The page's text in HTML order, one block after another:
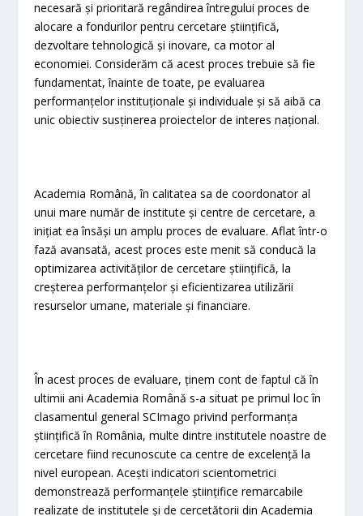
necesară și prioritară regândirea întregului proces de
alocare a fondurilor pentru cercetare științifică,
dezvoltare tehnologică și inovare, ca motor al
economiei. Considerăm că acest proces trebuie să fie
fundamentat, înainte de toate, pe evaluarea
performanțelor instituționale și individuale și să aibă ca
unic obiectiv susținerea proiectelor de interes național.
Academia Română, în calitatea sa de coordonator al
unui mare număr de institute și centre de cercetare, a
inițiat ea însăși un amplu proces de evaluare. Aflat într-o
fază avansată, acest proces este menit să conducă la
optimizarea activităților de cercetare științifică, la
creșterea performanțelor și eficientizarea utilizării
resurselor umane, materiale și financiare.
În acest proces de evaluare, ținem cont de faptul că în
ultimii ani Academia Română s-a situat pe primul loc în
clasamentul general SCImago privind performanța
științifică în România, multe dintre institutele noastre de
cercetare fiind recunoscute ca centre de excelență la
nivel european. Acești indicatori scientometrici
demonstrează performanțele științifice remarcabile
realizate de institutele și de cercetătorii din Academia